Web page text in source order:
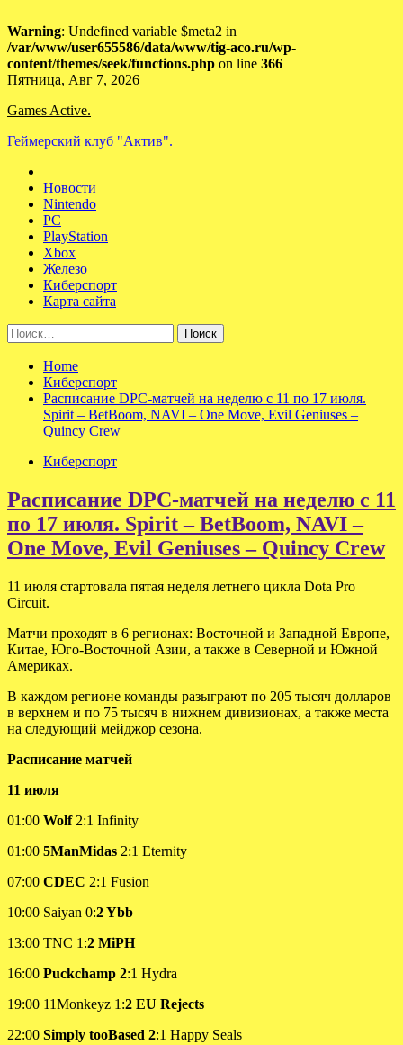
Warning: Undefined variable $meta2 in
/var/www/user655586/data/www/tig-aco.ru/wp-
content/themes/seek/functions.php on line 366
Skip
content
Пятница, Авг 7, 2026
Games Active.
Геймерский клуб "Актив".
Новости
Nintendo
PC
PlayStation
Xbox
Железо
Киберспорт
Карта сайта
Найти:
Home
Киберспорт
Расписание DPC-матчей на неделю с 11 по 17 июля.
Spirit – BetBoom, NAVI – One Move, Evil Geniuses –
Quincy Crew
Киберспорт
Расписание DPC-матчей на неделю с 11
по 17 июля. Spirit – BetBoom, NAVI –
One Move, Evil Geniuses – Quincy Crew
11 июля стартовала пятая неделя летнего цикла Dota Pro
Circuit.
Матчи проходят в 6 регионах: Восточной и Западной Европе,
Китае, Юго-Восточной Азии, а также в Северной и Южной
Америках.
В каждом регионе команды разыграют по 205 тысяч долларов
в верхнем и по 75 тысяч в нижнем дивизионах, а также места
на следующий мейджор сезона.
Расписание матчей
11 июля
01:00 Wolf2:1 Infinity
01:00 5ManMidas 2:1 Eternity
07:00 CDEC 2:1 Fusion
10:00 Saiyan 0:2 Ybb
13:00 TNC 1:2 MiPH
16:00 Puckchamp 2:1 Hydra
19:00 11Monkeyz 1:2 EU Rejects
22:00 Simply tooBased 2:1 Happy Seals